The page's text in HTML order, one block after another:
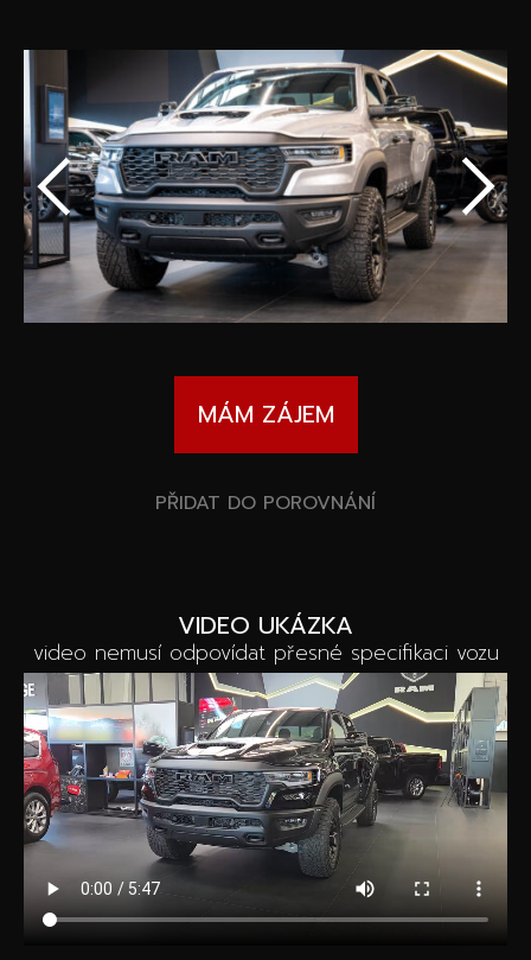
Kalkulátor
MÁM ZÁJEM
PŘIDAT DO POROVNÁNÍ
VIDEO UKÁZKA
video nemusí odpovídat přesné specifikaci vozu